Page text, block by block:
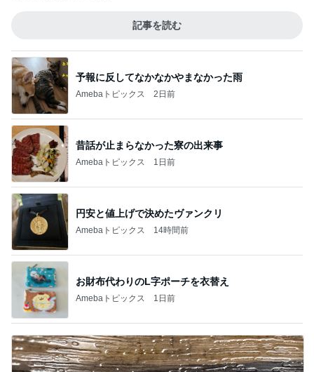
記事を読む
予報に反してなかなかやまなかった雨
Amebaトピックス 2日前
昔話が止まらなかった寮の出来事
Amebaトピックス 1日前
円安と値上げで決めたヴァンクリ
Amebaトピックス 14時間前
お財布代わりのL字ポーチを衣替え
Amebaトピックス 1日前